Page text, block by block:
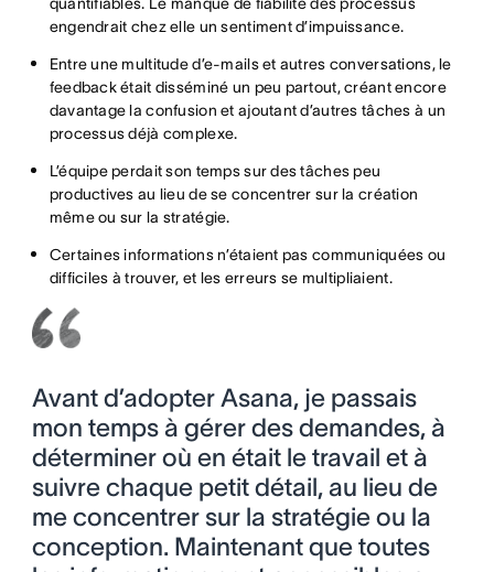
quantifiables. Le manque de fiabilité des processus
engendrait chez elle un sentiment d’impuissance.
Entre une multitude d’e-mails et autres conversations, le
feedback était disséminé un peu partout, créant encore
davantage la confusion et ajoutant d’autres tâches à un
processus déjà complexe.
L’équipe perdait son temps sur des tâches peu
productives au lieu de se concentrer sur la création
même ou sur la stratégie.
Certaines informations n’étaient pas communiquées ou
difficiles à trouver, et les erreurs se multipliaient.
Avant d’adopter Asana, je passais
mon temps à gérer des demandes, à
déterminer où en était le travail et à
suivre chaque petit détail, au lieu de
me concentrer sur la stratégie ou la
conception. Maintenant que toutes